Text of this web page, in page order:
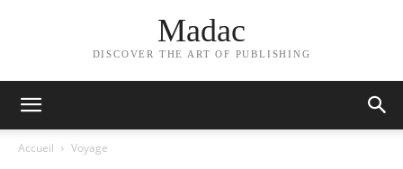
Madac
DISCOVER THE ART OF PUBLISHING
Accueil Voyage